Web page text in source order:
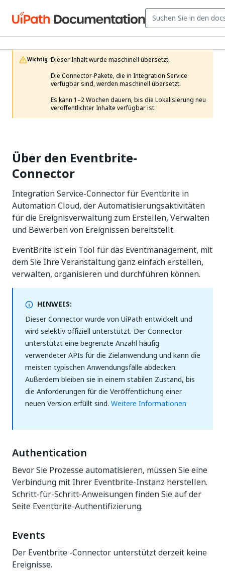
Wichtig :Dieser Inhalt wurde maschinell übersetzt.
Die Connector-Pakete, die in Integration Service
verfügbar sind, werden maschinell übersetzt.
Es kann 1–2 Wochen dauern, bis die Lokalisierung neu
veröffentlichter Inhalte verfügbar ist.
Über den Eventbrite-
Connector
Integration Service-Connector für Eventbrite in
Automation Cloud, der Automatisierungsaktivitäten
für die Ereignisverwaltung zum Erstellen, Verwalten
und Bewerben von Ereignissen bereitstellt.
EventBrite ist ein Tool für das Eventmanagement, mit
dem Sie Ihre Veranstaltung ganz einfach erstellen,
verwalten, organisieren und durchführen können.
HINWEIS:
Dieser Connector wurde von UiPath entwickelt und
wird selektiv offiziell unterstützt. Der Connector
unterstützt eine begrenzte Anzahl häufig
verwendeter APIs für die Zielanwendung und kann die
meisten typischen Anwendungsfälle abdecken.
Außerdem bleiben sie in einem stabilen Zustand, bis
die Anforderungen für die Veröffentlichung einer
neuen Version erfüllt sind. Weitere Informationen
Authentication
Bevor Sie Prozesse automatisieren, müssen Sie eine
Verbindung mit Ihrer Eventbrite-Instanz herstellen.
Schritt-für-Schritt-Anweisungen finden Sie auf der
Seite Eventbrite-Authentifizierung.
Events
Der Eventbrite -Connector unterstützt derzeit keine
Ereignisse.